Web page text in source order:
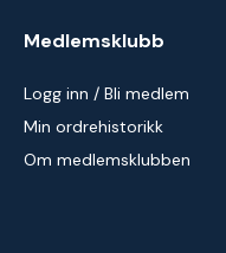
Medlemsklubb
Logg inn / Bli medlem
Min ordrehistorikk
Om medlemsklubben